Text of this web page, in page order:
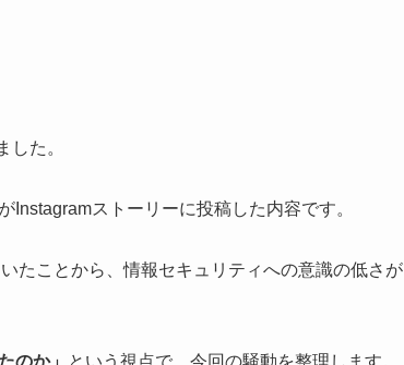
た。
ストーリーに投稿した内容です。
たことから、情報セキュリティへの意識の低さが
のか」 という視点で、今回の騒動を整理します。